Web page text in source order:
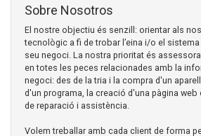
Sobre Nosotros
El nostre objectiu és senzill: orientar als
tecnològic a fi de trobar l’eina i/o el
seu negoci. La nostra prioritat és
en totes les peces relacionades amb la
negoci: des de la tria i la compra d'un
d'un programa, la creació d'una pàgina web
de reparació i assistència.
Volem treballar amb cada client de forma